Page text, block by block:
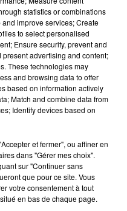
Voir plus
places pour le
entrées pour le
statistics or combinations
improve services; Create
to select personalised
Ensure security, prevent and
advertising and content;
These technologies may
and browsing data to offer
based on information actively
Match and combine data from
Identify devices based on
et fermer", ou affiner en
dans "Gérer mes choix".
sur "Continuer sans
que pour ce site. Vous
votre consentement à tout
en bas de chaque page.